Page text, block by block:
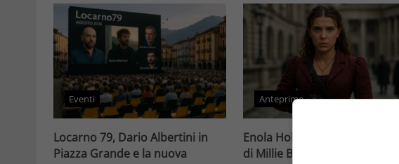
Eventi
Locarno 79, Dario Albertini in
Piazza Grande e la nuova
Anteprime
Enola Holmes 3 e il grande
di Millie Bobby Brown: come la